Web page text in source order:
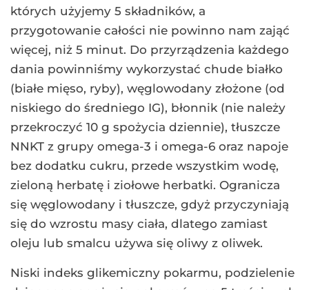
których użyjemy 5 składników, a
przygotowanie całości nie powinno nam zająć
więcej, niż 5 minut. Do przyrządzenia każdego
dania powinniśmy wykorzystać chude białko
(białe mięso, ryby), węglowodany złożone (od
niskiego do średniego IG), błonnik (nie należy
przekroczyć 10 g spożycia dziennie), tłuszcze
NNKT z grupy omega-3 i omega-6 oraz napoje
bez dodatku cukru, przede wszystkim wodę,
zieloną herbatę i ziołowe herbatki. Ogranicza
się węglowodany i tłuszcze, gdyż przyczyniają
się do wzrostu masy ciała, dlatego zamiast
oleju lub smalcu używa się oliwy z oliwek.
Niski indeks glikemiczny pokarmu, podzielenie